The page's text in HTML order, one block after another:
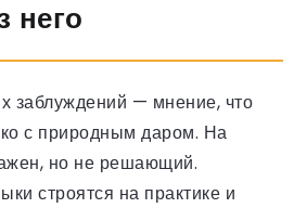
него
заблуждений — мнение, что
с природным даром. На
но не решающий.
строятся на практике и